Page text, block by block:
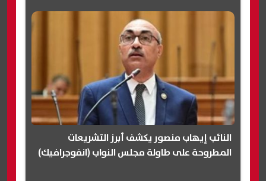
النائب إيهاب منصور يكشف أبرز التشريعات
المطروحة على طاولة مجلس النواب (انفوجرافيك)